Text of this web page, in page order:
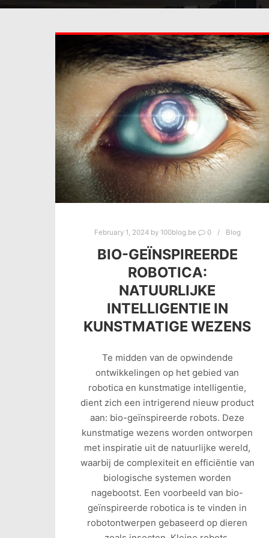
February 1, 2024by 100blog.be 0 Blog
BIO-GEÏNSPIREERDE
ROBOTICA:
NATUURLIJKE
INTELLIGENTIE IN
KUNSTMATIGE WEZENS
Te midden van de opwindende
ontwikkelingen op het gebied van
robotica en kunstmatige intelligentie,
dient zich een intrigerend nieuw product
aan: bio-geïnspireerde robots. Deze
kunstmatige wezens worden ontworpen
met inspiratie uit de natuurlijke wereld,
waarbij de complexiteit en efficiëntie van
biologische systemen worden
nagebootst. Een voorbeeld van bio-
geïnspireerde robotica is te vinden in
robotontwerpen gebaseerd op dieren